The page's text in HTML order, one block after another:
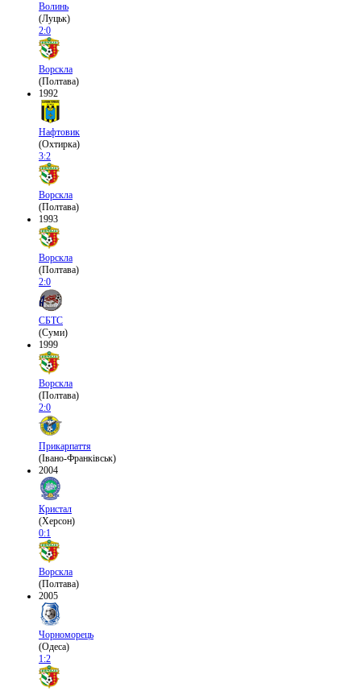
Волинь
(Луцьк)
2:0
Ворскла
(Полтава)
1992
Нафтовик
(Охтирка)
3:2
Ворскла
(Полтава)
1993
Ворскла
(Полтава)
2:0
СБТС
(Суми)
1999
Ворскла
(Полтава)
2:0
Прикарпаття
(Івано-Франківськ)
2004
Кристал
(Херсон)
0:1
Ворскла
(Полтава)
2005
Чорноморець
(Одеса)
1:2